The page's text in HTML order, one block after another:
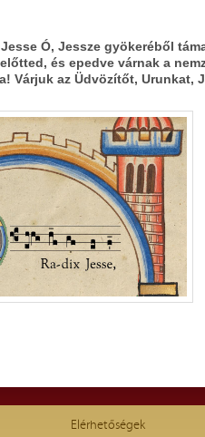
Ó, Jessze gyökeréből
és epedve várnak a
Várjuk az Üdvözítőt, Urunkat,
Elérhetőségek